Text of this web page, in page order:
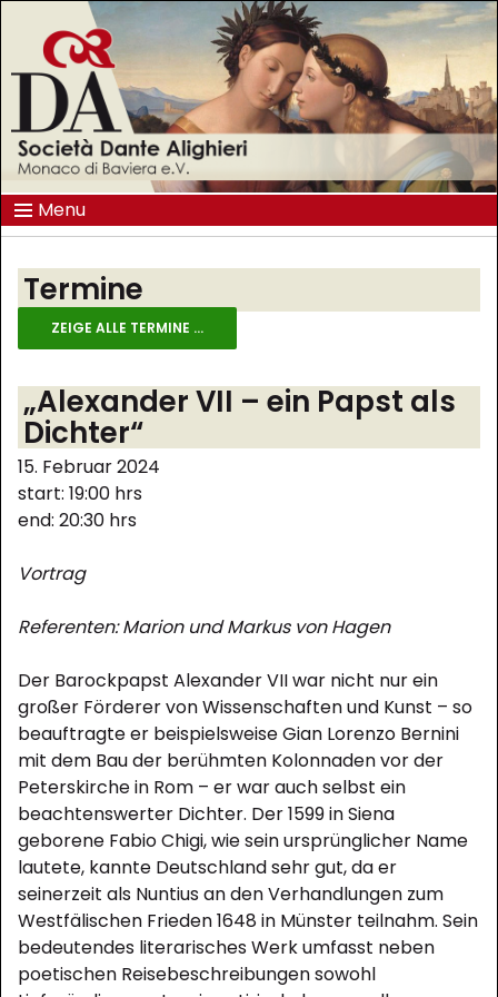
Menu
Termine
ZEIGE ALLE TERMINE ...
„Alexander VII – ein Papst als
Dichter“
15. Februar 2024
start: 19:00 hrs
end: 20:30 hrs
Vortrag
Referenten: Marion und Markus von Hagen
Der Barockpapst Alexander VII war nicht nur ein
großer Förderer von Wissenschaften und Kunst – so
beauftragte er beispielsweise Gian Lorenzo Bernini
mit dem Bau der berühmten Kolonnaden vor der
Peterskirche in Rom – er war auch selbst ein
beachtenswerter Dichter. Der 1599 in Siena
geborene Fabio Chigi, wie sein ursprünglicher Name
lautete, kannte Deutschland sehr gut, da er
seinerzeit als Nuntius an den Verhandlungen zum
Westfälischen Frieden 1648 in Münster teilnahm. Sein
bedeutendes literarisches Werk umfasst neben
poetischen Reisebeschreibungen sowohl